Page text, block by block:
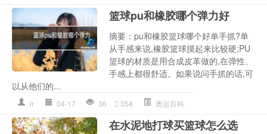
篮球pu和橡胶哪个弹力好
摘要：pu和橡胶篮球哪个好单手抓?单
从手感来说,橡胶篮球摸起来比较硬;PU
篮球的材质是用合成皮革做的,在弹性、
手感上都很舒适。如果说问手抓的话,可
以从他们的...
lr 04-17 36 354 奥运百科
在水泥地打球买篮球怎么选